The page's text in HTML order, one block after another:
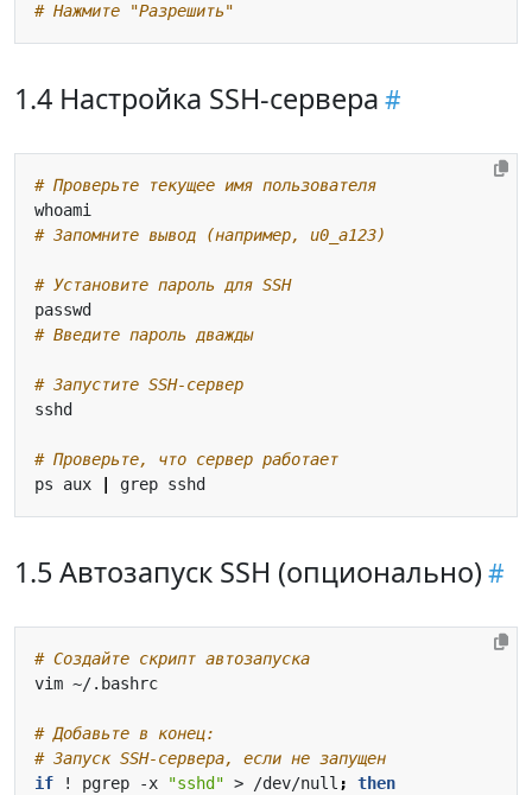
# Нажмите "Разрешить"
1.4 Настройка SSH-сервера
# Проверьте текущее имя пользователя
# Запомните вывод (например, u0_a123)
# Установите пароль для SSH
# Введите пароль дважды
# Запустите SSH-сервер
# Проверьте, что сервер работает
ps aux
1.5 Автозапуск SSH (опционально)
# Создайте скрипт автозапуска
# Добавьте в конец:
# Запуск SSH-сервера, если не запущен
if ! pgrep -x "sshd" > /dev/null;
then